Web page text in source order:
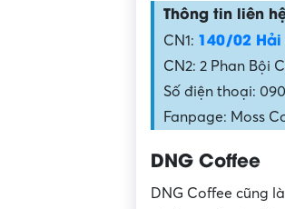
Thông tin liên
CN1: 140/02 Hải
CN2: 2 Phan Bội
Số điện thoại:
Fanpage: Moss
DNG Coffee
DNG Coffee cũng